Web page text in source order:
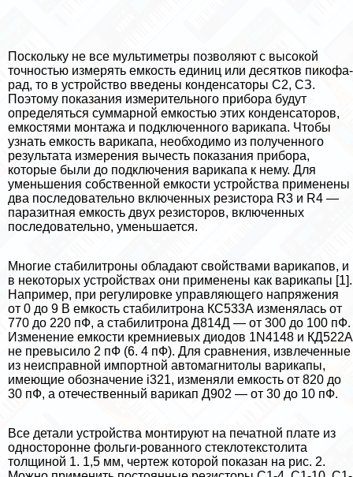
Поскольку не все мультиметры позволяют с высокой
точностью измерять емкость единиц или десятков пикофа-
рад, то в устройство введены конденсаторы С2, СЗ.
Поэтому показания измерительного прибора будут
определяться суммарной емкостью этих конденсаторов,
емкостями монтажа и подключенного варикапа. Чтобы
узнать емкость варикапа, необходимо из полученного
результата измерения вычесть показания прибора,
которые были до подключения варикапа к нему. Для
уменьшения собственной емкости устройства применены
два последовательно включенных резистора R3 и R4 —
паразитная емкость двух резисторов, включенных
последовательно, уменьшается.
Многие стабилитроны обладают свойствами варикапов, и
в некоторых устройствах они применены как варикапы [1].
Например, при регулировке управляющего напряжения
от 0 до 9 В емкость стабилитрона КС533А изменялась от
770 до 220 пФ, а стабилитрона Д814Д — от 300 до 100 пФ.
Изменение емкости кремниевых диодов 1N4148 и КД522А
не превысило 2 пФ (6. 4 пФ). Для сравнения, извлеченные
из неисправной импортной автомагнитолы варикапы,
имеющие обозначение i321, изменяли емкость от 820 до
30 пФ, а отечественный варикап Д902 — от 30 до 10 пФ.
Все детали устройства монтируют на печатной плате из
односторонне фольги-рованного стеклотекстолита
толщиной 1. 1,5 мм, чертеж которой показан на рис. 2.